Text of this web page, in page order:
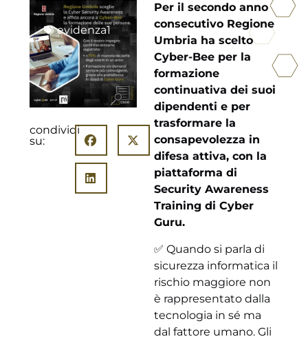
evidenza1
Per il secondo anno
consecutivo Regione
Umbria ha scelto
Cyber-Bee per la
formazione
continuativa dei suoi
dipendenti e per
trasformare la
consapevolezza in
difesa attiva, con la
piattaforma di
Security Awareness
Training di Cyber
Guru.
✅ Quando si parla di
sicurezza informatica il
rischio maggiore non
è rappresentato dalla
tecnologia in sé ma
dal fattore umano. Gli
condividi
su: